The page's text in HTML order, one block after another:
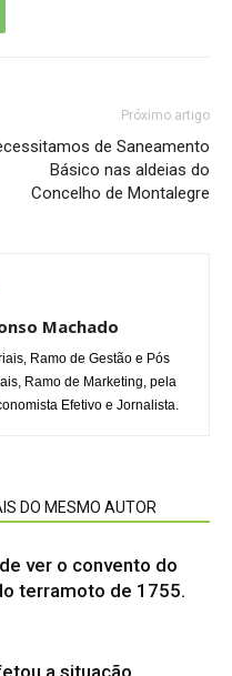
Próximo artigo
de Saneamento
Básico nas aldeias do
Concelho de Montalegre
Machado
Ramo de Gestão e Pós
Ramo de Marketing, pela
Efetivo e Jornalista.
DO MESMO AUTOR
ver o convento do
terramoto de 1755.
a situação